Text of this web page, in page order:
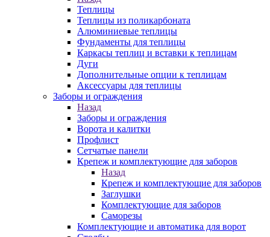
Теплицы
Теплицы из поликарбоната
Алюминиевые теплицы
Фундаменты для теплицы
Каркасы теплиц и вставки к теплицам
Дуги
Дополнительные опции к теплицам
Аксессуары для теплицы
Заборы и ограждения
Назад
Заборы и ограждения
Ворота и калитки
Профлист
Сетчатые панели
Крепеж и комплектующие для заборов
Назад
Крепеж и комплектующие для заборов
Заглушки
Комплектующие для заборов
Саморезы
Комплектующие и автоматика для ворот